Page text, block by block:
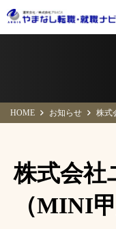
HOME お知らせ 株式
株式会社
（MINI甲